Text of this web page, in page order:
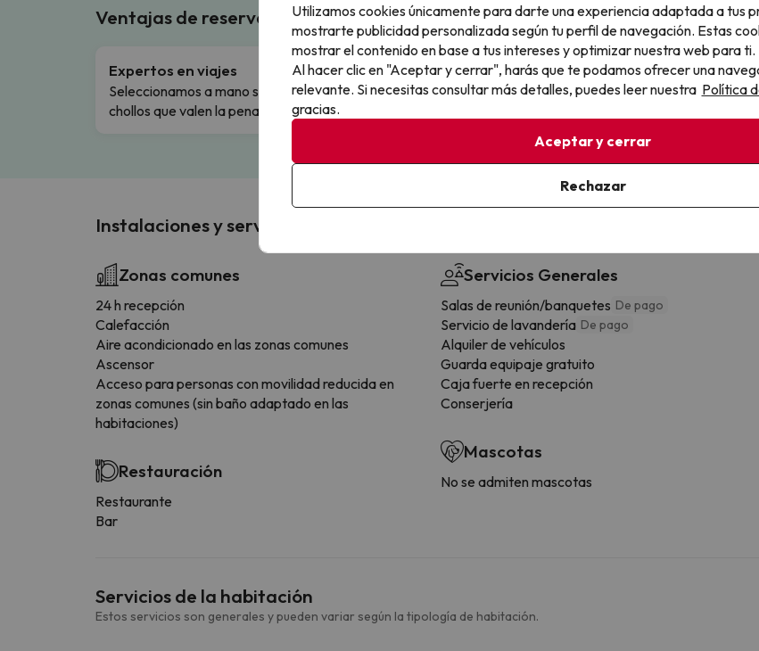
Ventajas de reservar en Buscounchollo
Expertos en viajes
Seleccionamos a mano solo los
chollos que valen la pena.
Cancela sin complicaciones
Cambios y cancelaciones con total
Paga a tu ritmo
Fracciona o financia tu
Instalaciones y servicios
Zonas comunes
24 h recepción
Calefacción
Aire acondicionado en las zonas comunes
Ascensor
Acceso para personas con movilidad reducida en
zonas comunes (sin baño adaptado en las
habitaciones)
Restauración
Restaurante
Bar
Servicios Generales
Salas de reunión/banquetes De pago
Servicio de lavandería De pago
Alquiler de vehículos
Guarda equipaje gratuito
Caja fuerte en recepción
Conserjería
Mascotas
No se admiten mascotas
Servicios de la habitación
Estos servicios son generales y pueden variar según la tipología de habitación.
Utilizamos cookies únicamente para darte una experiencia adaptada a tus
mostrarte publicidad personalizada según tu perfil de navegación. Estas
mostrar el contenido en base a tus intereses y optimizar nuestra web para ti.
Al hacer clic en "Aceptar y cerrar", harás que te podamos ofrecer una
relevante. Si necesitas consultar más detalles, puedes leer nuestra Política
gracias.
Aceptar y cerrar
Rechazar